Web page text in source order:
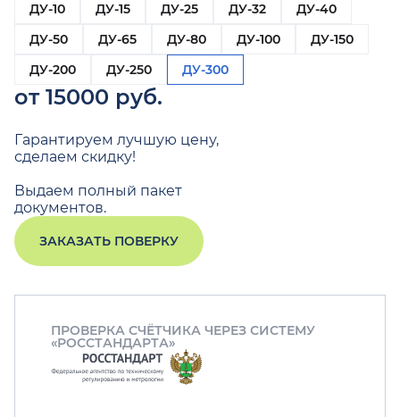
ДУ-10
ДУ-15 ДУ-25 ДУ-32
ДУ-40
ДУ-50
ДУ-65 ДУ-80 ДУ-100
ДУ-150
ДУ-200
ДУ-250 ДУ-300
от 15000 руб.
Гарантируем лучшую цену,
сделаем скидку!
Выдаем полный пакет
документов.
ЗАКАЗАТЬ ПОВЕРКУ
ПРОВЕРКА СЧЁТЧИКА ЧЕРЕЗ СИСТЕМУ
«РОССТАНДАРТА»